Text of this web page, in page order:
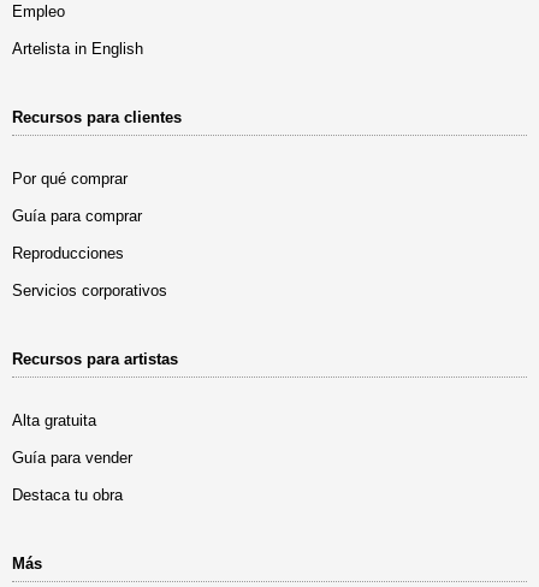
Empleo
Artelista in English
Recursos para clientes
Por qué comprar
Guía para comprar
Reproducciones
Servicios corporativos
Recursos para artistas
Alta gratuita
Guía para vender
Destaca tu obra
Más